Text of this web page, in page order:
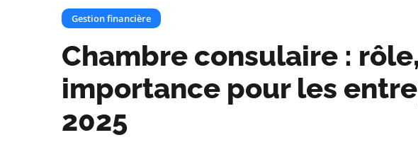
Gestion financière
Chambre consulaire :
importance pour les
2025